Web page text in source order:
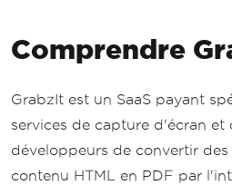
Comprendre
GrabzIt est un SaaS payant
services de capture d'écran et
développeurs de convertir
contenu HTML en PDF par